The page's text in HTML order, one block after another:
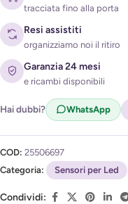
Acconsento al
l'avviso di disponibilità (
tracciata fino alla porta
Resi assistiti
organizziamo noi il ritiro
Garanzia 24 mesi
e ricambi disponibili
Hai dubbi? WhatsApp
COD: 25506697
Categoria:
Sensori per Led
Condividi: